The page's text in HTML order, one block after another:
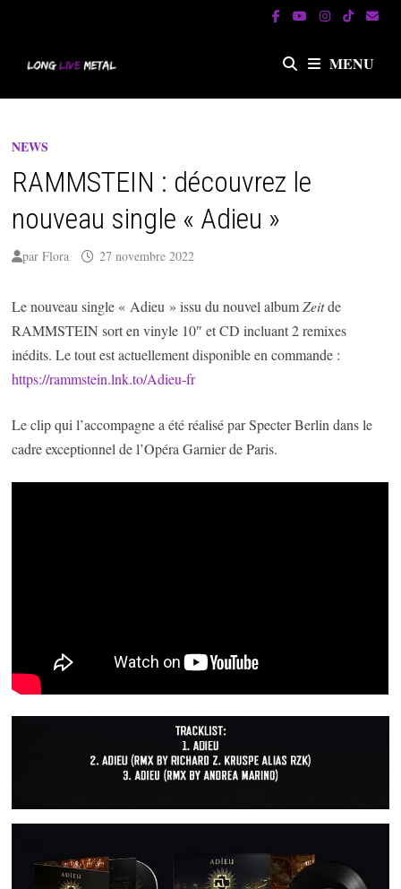
MENU
NEWS
RAMMSTEIN : découvrez le
nouveau single « Adieu »
parFlora 27 novembre 2022
Le nouveau single « Adieu » issu du nouvel albumZeitde
RAMMSTEIN sort en vinyle 10″ et CD incluant 2 remixes
inédits. Le tout est actuellement disponible en commande :
https://rammstein.lnk.to/Adieu-fr
Le clip qui l’accompagne a été réalisé par Specter Berlin dans le
cadre exceptionnel de l’Opéra Garnier de Paris.